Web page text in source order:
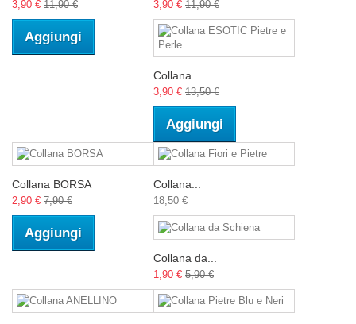
3,90 € 11,90 €
Aggiungi
3,90 € 11,90 €
Collana...
3,90 € 13,50 €
Aggiungi
Collana BORSA
2,90 € 7,90 €
Aggiungi
Collana...
18,50 €
Collana da...
1,90 € 5,90 €